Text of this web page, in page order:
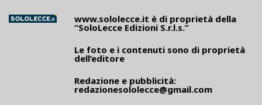
www.sololecce.it è di proprietà della
“SoloLecce Edizioni S.r.l.s.”
Le foto e i contenuti sono di proprietà
dell’editore
Redazione e pubblicità:
redazionesololecce@gmail.com